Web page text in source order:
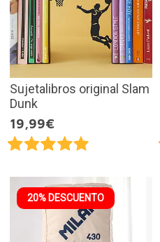
Sujetalibros original Slam
Dunk
19,99€
20% DESCUENTO